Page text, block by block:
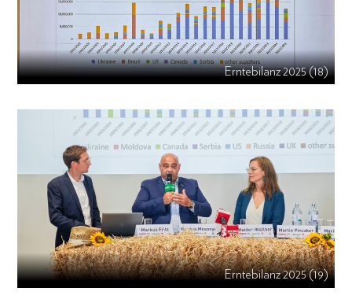
Erntebilanz 2025 (18)
Erntebilanz 2025 (19)